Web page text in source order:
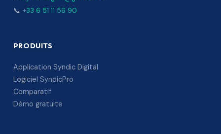
📞 +33 6 51 11 56 90
PRODUITS
Application Syndic Digital
Logiciel SyndicPro
Comparatif
Démo gratuite